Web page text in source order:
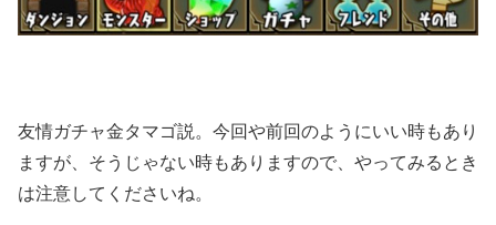
友情ガチャ金タマゴ説。今回や前回のようにいい時もあり
ますが、そうじゃない時もありますので、やってみるとき
は注意してくださいね。